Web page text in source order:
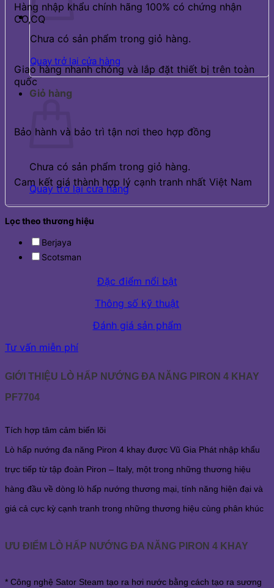
Chưa có sản phẩm trong giỏ hàng.
Quay trở lại cửa hàng
Giỏ hàng
Chưa có sản phẩm trong giỏ hàng.
Quay trở lại cửa hàng
Hàng nhập khẩu chính hãng 100% có chứng nhận
CO,CQ
Giao hàng nhanh chóng và lắp đặt thiết bị trên toàn
quốc
Bảo hành và bảo trì tận nơi theo hợp đồng
Cam kết giá thành hợp lý cạnh tranh nhất Việt Nam
Lọc theo thương hiệu
Berjaya
Scotsman
Đặc điểm nổi bật
Thông số kỹ thuật
Đánh giá sản phẩm
Tư vấn miễn phí
GIỚI THIỆU LÒ HẤP NƯỚNG ĐA NĂNG PIRON 4 KHAY
PF7704
Tích hợp tâm cảm biến lõi
Lò hấp nướng đa năng Piron 4 khay được Vũ Gia Phát nhập khẩu
trực tiếp từ tập đoàn Piron – Italy, một trong những thương hiệu
hàng đầu về dòng lò hấp nướng thương mại, tính năng hiện đại và
giá cả cực kỳ cạnh tranh trong những thương hiệu cùng phân khúc
ƯU ĐIỂM LÒ HẤP NƯỚNG ĐA NĂNG PIRON 4 KHAY
* Công nghệ Sator Steam tạo ra hơi nước bằng cách tạo ra sương